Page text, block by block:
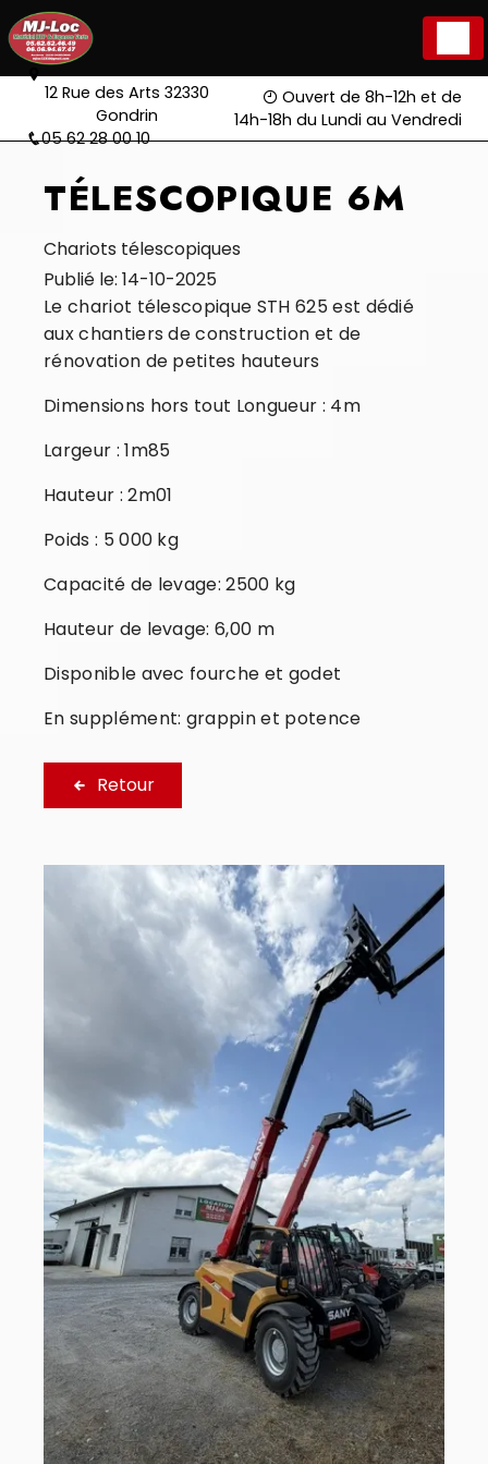
12 Rue des Arts 32330
Gondrin
05 62 28 00 10
Ouvert de 8h-12h et de
14h-18h du Lundi au Vendredi
TÉLESCOPIQUE 6M
Chariots télescopiques
Publié le: 14-10-2025
Le chariot télescopique STH 625 est dédié
aux chantiers de construction et de
rénovation de petites hauteurs
Dimensions hors tout Longueur : 4m
Largeur : 1m85
Hauteur : 2m01
Poids : 5 000 kg
Capacité de levage: 2500 kg
Hauteur de levage: 6,00 m
Disponible avec fourche et godet
En supplément: grappin et potence
Retour
Panneau de gestion des cookies